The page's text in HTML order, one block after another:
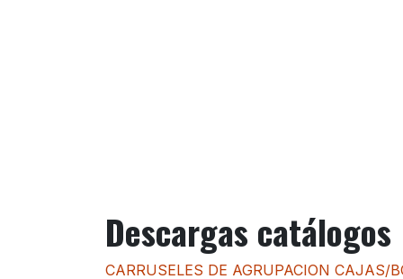
Descargas catálogos
CARRUSELES DE AGRUPACION CAJAS/